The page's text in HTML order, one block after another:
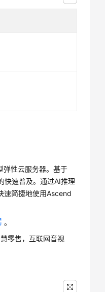
弹性云服务器。基于
快速普及。通过AI推理
速简捷地使用Ascend
。
零售，互联网音视